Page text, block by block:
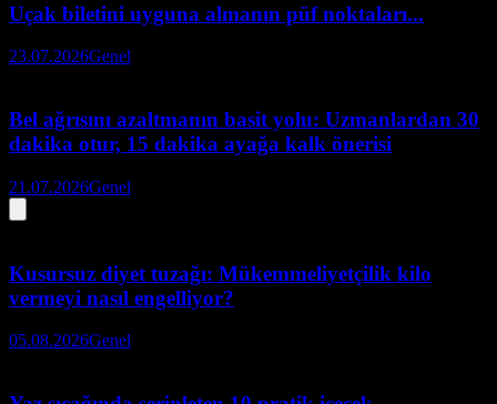
Uçak biletini uyguna almanın püf noktaları...
23.07.2026Genel
Bel ağrısını azaltmanın basit yolu: Uzmanlardan 30
dakika otur, 15 dakika ayağa kalk önerisi
21.07.2026Genel
Kusursuz diyet tuzağı: Mükemmeliyetçilik kilo
vermeyi nasıl engelliyor?
05.08.2026Genel